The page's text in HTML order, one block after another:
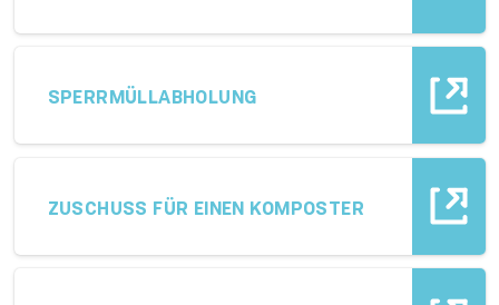
SPERRMÜLLABHOLUNG
ZUSCHUSS FÜR EINEN KOMPOSTER